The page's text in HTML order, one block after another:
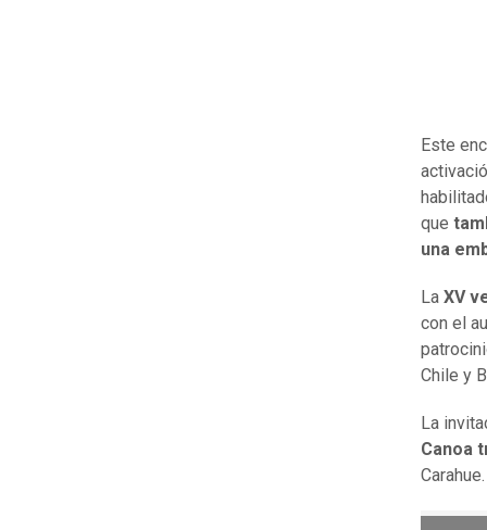
Este
que
una
La XV
con el
Chile y
La
Canoa
Carahue.